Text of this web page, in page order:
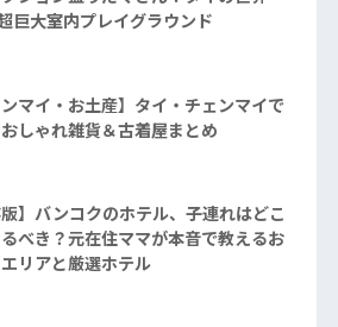
巨大室内プレイグラウンド
ンマイ・お土産】タイ・チェンマイで
しゃれ雑貨＆古着屋まとめ
版】バンコクのホテル、子連れはどこ
べき？元在住ママが本音で教えるお
リアと厳選ホテル